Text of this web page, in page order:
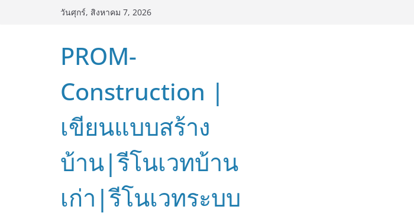
วันศุกร์, สิงหาคม 7, 2026
PROM-
Construction |
เขียนแบบสร้าง
บ้าน|รีโนเวทบ้าน
เก่า|รีโนเวทระบบ